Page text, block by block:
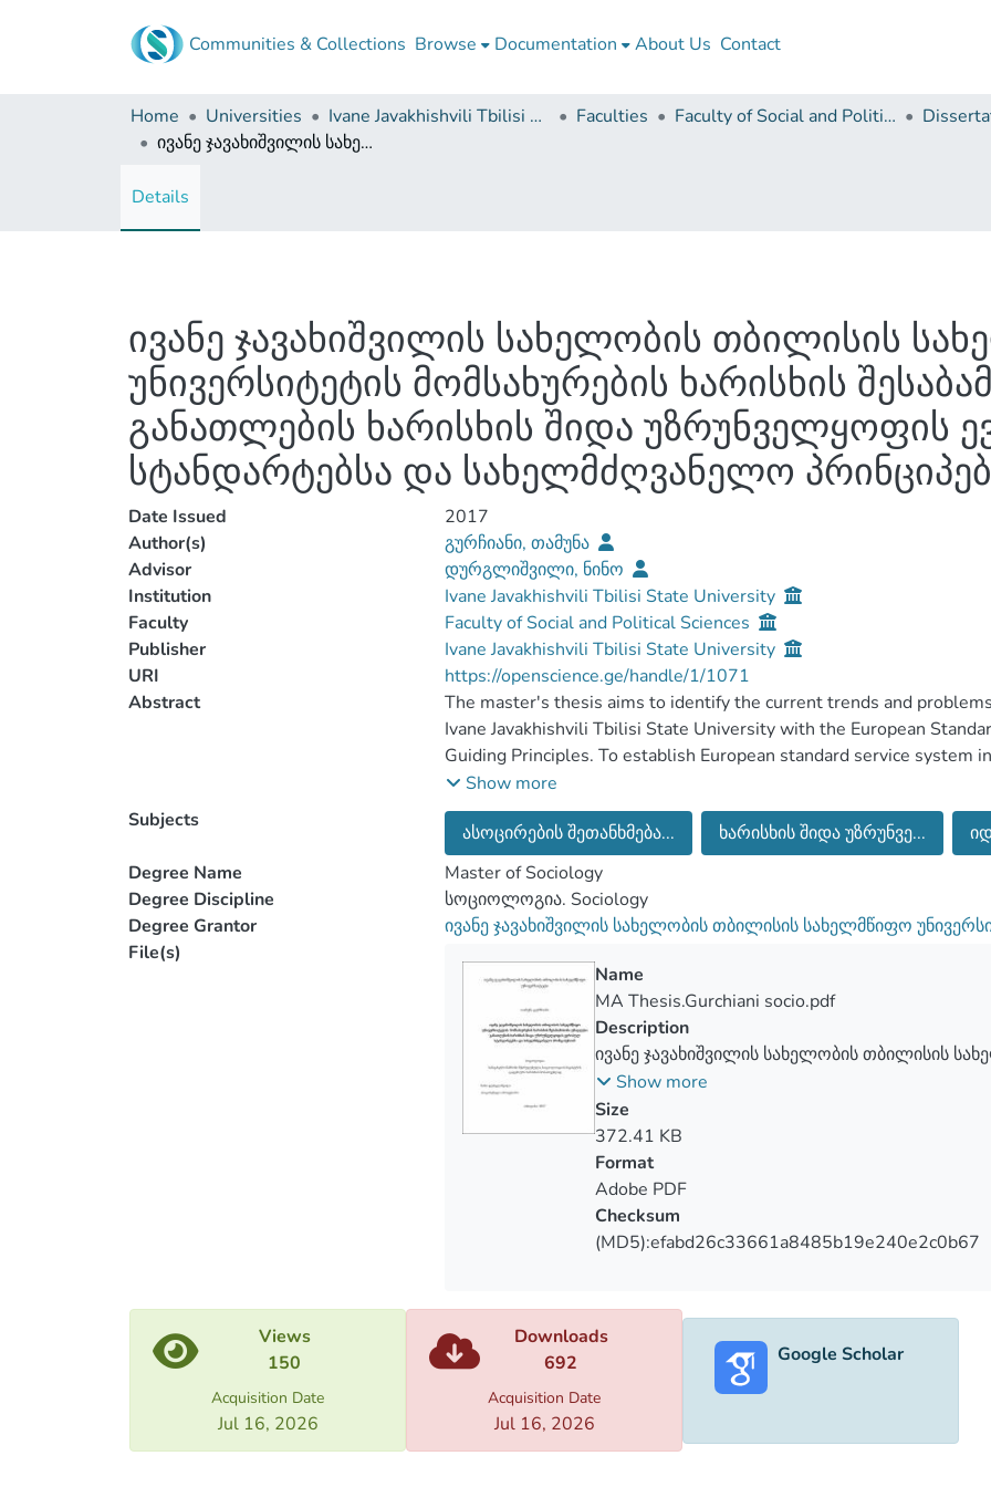
Communities & Collections Browse Documentation About Us Contact
Home Universities Ivane Javakhishvili Tbilisi State University Faculties Faculty of Social and Political Sciences
ივანე ჯავახიშვილის სახელობის თბილისის სახელმწიფო უნივერსიტეტის მომსახურების ხარისხის შესაბამისობა უმაღლესი განათლების ხარისხის შიდა უზრუნველყოფის ევროპულ სტანდარტებსა და სახელმძღვანელო პრინციპებთან
Details
ივანე ჯავახიშვილის სახელობის თბილისის
უნივერსიტეტის მომსახურების ხარისხის
განათლების ხარისხის შიდა უზრუნველყოფის
სტანდარტებსა და სახელმძღვანელო
Date Issued
2017
Author(s)
გურჩიანი, თამუნა
Advisor
დურგლიშვილი, ნინო
Institution
Ivane Javakhishvili Tbilisi State University
Faculty
Faculty of Social and Political Sciences
Publisher
Ivane Javakhishvili Tbilisi State University
URI
https://openscience.ge/handle/1/1071
Abstract
The master's thesis aims to identify the current trends and
Ivane Javakhishvili Tbilisi State University with the European
Guiding Principles. To establish European standard service system
significant challenge for the modern Georgian educational
model of higher education system with European one the relevant
particular importance to establish relevant culture of service to
institutions. In the process of establishing a service culture relevant
correctly identify the main trends and problems that are currently in
The employees of administration of Ivane Javakhishvili Tbilisi State
research. Because the administration of university is the structural
implementation of processed envisaged under the internal security
standards; also students who has experience in use of service of
Show more
Subjects
ასოცირების შეთანხმება... ხარისხის შიდა უზრუნვე...
Degree Name
Master of Sociology
Degree Discipline
სოციოლოგია. Sociology
Degree Grantor
ივანე ჯავახიშვილის სახელობის თბილისის სახელმწიფო
File(s)
Name
MA Thesis.Gurchiani socio.pdf
Description
ივანე ჯავახიშვილის სახელობის თბილისის
მომსახურების ხარისხის შესაბამისობა
შიდა უზრუნველყოფის ევროპულ
პრინციპებთან
Show more
Size
372.41 KB
Format
Adobe PDF
Checksum
(MD5):efabd26c33661a8485b19e240e2c0b67
Views
150
Acquisition Date
Jul 16, 2026
Downloads
692
Acquisition Date
Jul 16, 2026
Google Scholar